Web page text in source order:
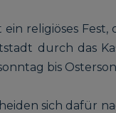
ein religiöses
durch das
bis
sich dafür